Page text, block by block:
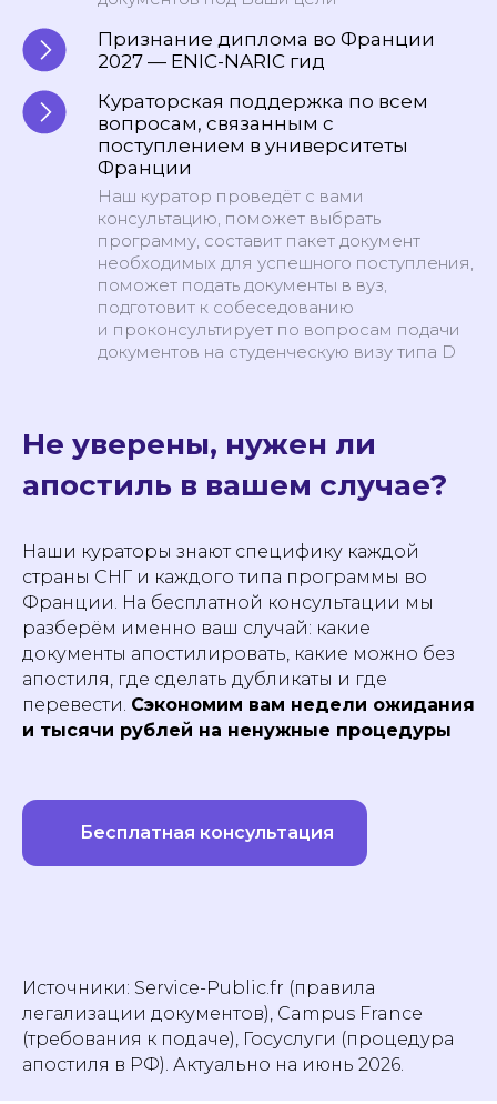
Признание диплома во Франции
2027 — ENIC-NARIC гид
Кураторская поддержка по всем
вопросам, связанным с
поступлением в университеты
Франции
Наш куратор проведёт с вами
консультацию, поможет выбрать
программу, составит пакет документ
необходимых для успешного поступления,
поможет подать документы в вуз,
подготовит к собеседованию
и проконсультирует по вопросам подачи
документов на студенческую визу типа D
Не уверены, нужен ли
апостиль в вашем случае?
Наши кураторы знают специфику каждой
страны СНГ и каждого типа программы во
Франции. На бесплатной консультации мы
разберём именно ваш случай: какие
документы апостилировать, какие можно без
апостиля, где сделать дубликаты и где
перевести. Сэкономим вам недели ожидания
и тысячи рублей на ненужные процедуры
Бесплатная консультация
Источники: Service-Public.fr (правила
легализации документов), Campus France
(требования к подаче), Госуслуги (процедура
апостиля в РФ). Актуально на июнь 2026.